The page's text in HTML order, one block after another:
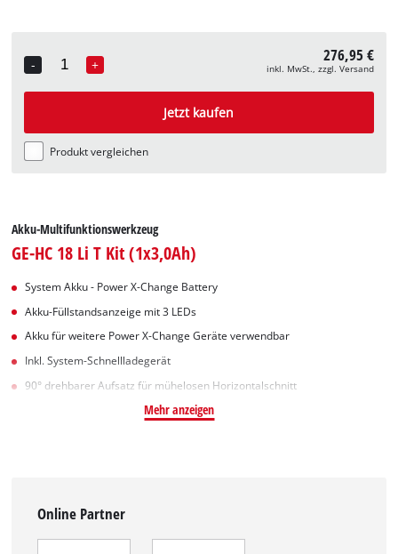
-
Quantity
+ 276,95 €
inkl. MwSt., zzgl. Versand
Jetzt kaufen
Produkt vergleichen
Akku-Multifunktionswerkzeug
GE-HC 18 Li T Kit (1x3,0Ah)
System Akku - Power X-Change Battery
Akku-Füllstandsanzeige mit 3 LEDs
Akku für weitere Power X-Change Geräte verwendbar
Inkl. System-Schnellladegerät
90° drehbarer Aufsatz für mühelosen Horizontalschnitt
Mehr anzeigen
Online Partner